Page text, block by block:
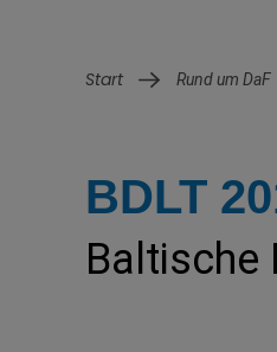
Rund um DaF
BDLT
Baltische